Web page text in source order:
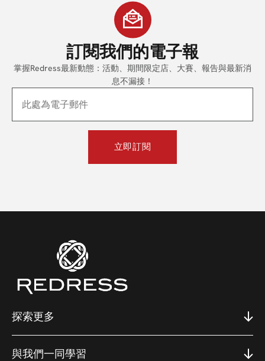
訂閱我們的電子報
掌握Redress最新動態：活動、期間限定店、大賽、報告與最新消
息不漏接！
立即訂閱
探索更多
與我們一同學習